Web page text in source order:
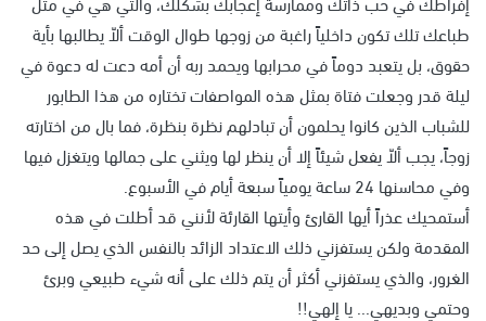
طباعك تلك تكون داخلياً راغبة من زوجها طوال الوقت ألاّ يطالبها بأية
حقوق، بل يتعبد دوماً في محرابها ويحمد ربه أن أمه دعت له دعوة في
ليلة قدر وجعلت فتاة بمثل هذه المواصفات تختاره من هذا الطابور
للشباب الذين كانوا يحلمون أن تبادلهم نظرة بنظرة، فما بال من اختارته
زوجاً، يجب ألاّ يفعل شيئاً إلا أن ينظر لها ويثني على جمالها ويتغزل فيها
وفي محاسنها 24 ساعة يومياً سبعة أيام في الأسبوع.
أستمحيك عذراً أيها القارئ وأيتها القارئة لأنني قد أطلت في هذه
المقدمة ولكن يستفزني ذلك الاعتداد الزائد بالنفس الذي يصل إلى حد
الغرور، والذي يستفزني أكثر أن يتم ذلك على أنه شيء طبيعي وبرئ
وحتمي وبديهي... يا إلهي!!